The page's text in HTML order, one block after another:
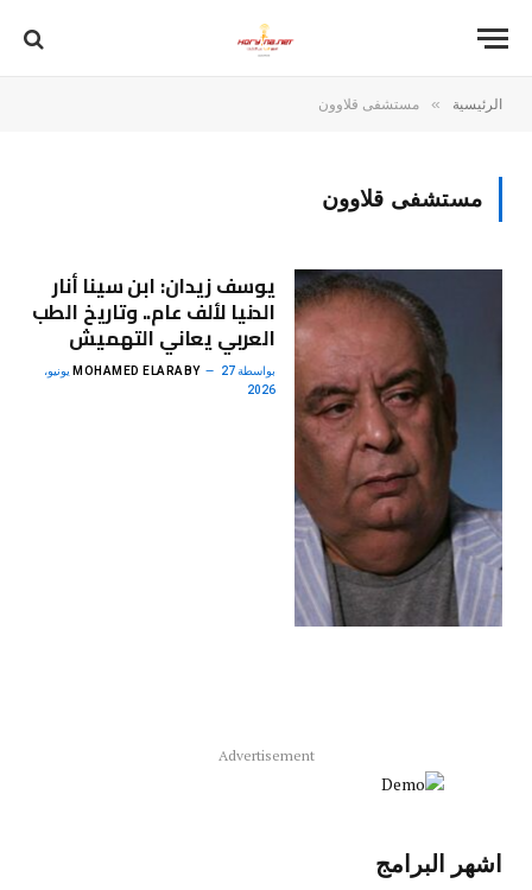
الرئيسية » مستشفى قلاوون
مستشفى قلاوون
يوسف زيدان: ابن سينا أنار
الدنيا لألف عام.. وتاريخ الطب
العربي يعاني التهميش
بواسطة MOHAMED ELARABY 27 يونيو،
2026
Advertisement
اشهر البرامج